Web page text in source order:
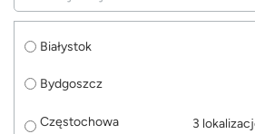
Białystok
Bydgoszcz
Częstochowa 3